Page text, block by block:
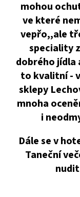
mohou
ve které
vepřo,,ale
speciality
dobrého jídla
to kvalitní -
sklepy
mnoha
i
Dále se v
Taneční